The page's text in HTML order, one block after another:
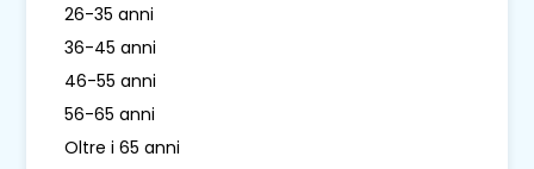
26-35 anni
36-45 anni
46-55 anni
56-65 anni
Oltre i 65 anni